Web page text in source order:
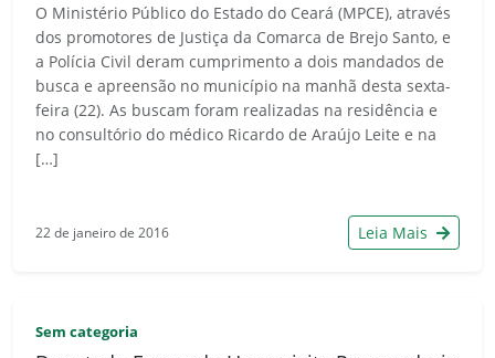
O Ministério Público do Estado do Ceará (MPCE), através
dos promotores de Justiça da Comarca de Brejo Santo, e
a Polícia Civil deram cumprimento a dois mandados de
busca e apreensão no município na manhã desta sexta-
feira (22). As buscam foram realizadas na residência e
no consultório do médico Ricardo de Araújo Leite e na
[…]
22 de janeiro de 2016 Leia Mais
Sem categoria